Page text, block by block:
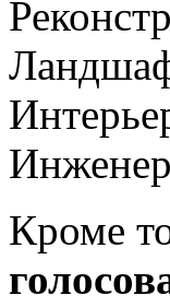
Кроме